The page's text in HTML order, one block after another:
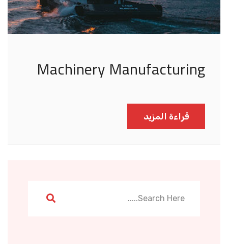
Machinery Manufacturing
قراءة المزيد